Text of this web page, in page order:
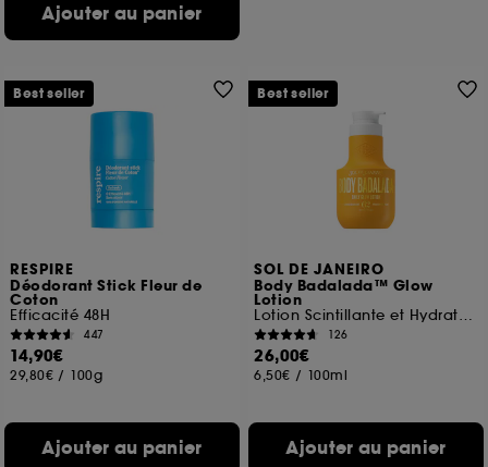
Ajouter au panier
RESPIRE
Déodorant Stick Fleur de
Coton
Efficacité 48H
447
14,90€
29,80€ / 100g
Ajouter au panier
Best seller
SOL DE JANEIRO
Body Badalada™ Glow
Lotion
Lotion Scintillante et Hydratante 24h
126
26,00€
6,50€ / 100ml
Ajouter au panier
Best seller